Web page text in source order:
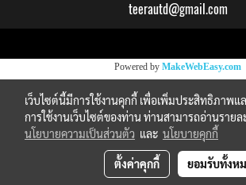
teerautd@gmail.com
Powered by MakeWebEasy.com
เว็บไซต์นี้มีการใช้งานคุกกี้ เพื่อเพิ่มประสิทธิภาพ
การใช้งานเว็บไซต์ของท่าน ท่านสามารถอ่านรายล
นโยบายความเป็นส่วนตัว และ นโยบายคุกกี้
ตั้งค่าคุกกี้ ยอมรับทั้งห